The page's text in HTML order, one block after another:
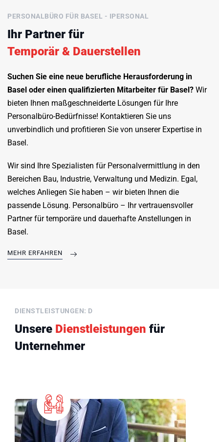
PERSONALBÜRO FÜR BASEL - IPERSONAL
Ihr Partner für
Temporär & Dauerstellen
Suchen Sie eine neue berufliche Herausforderung in
Basel oder einen qualifizierten Mitarbeiter für Basel? Wir
bieten Ihnen maßgeschneiderte Lösungen für Ihre
Personalbüro-Bedürfnisse! Kontaktieren Sie uns
unverbindlich und profitieren Sie von unserer Expertise in
Basel.
Wir sind Ihre Spezialisten für Personalvermittlung in den
Bereichen Bau, Industrie, Verwaltung und Medizin. Egal,
welches Anliegen Sie haben – wir bieten Ihnen die
passende Lösung. Personalbüro – Ihr vertrauensvoller
Partner für temporäre und dauerhafte Anstellungen in
Basel.
MEHR ERFAHREN
DIENSTLEISTUNGEN: D
Unsere Dienstleistungen für
Unternehmer